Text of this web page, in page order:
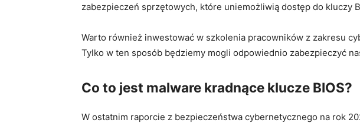
zabezpieczeń sprzętowych, które ⁢uniemożliwią dostęp⁣ do kluczy
Warto również inwestować w szkolenia pracowników z zakresu
Tylko w ten sposób‌ będziemy mogli odpowiednio zabezpieczyć
Co to jest malware kradnące klucze BIOS?
W ostatnim raporcie z bezpieczeństwa cybernetycznego na rok